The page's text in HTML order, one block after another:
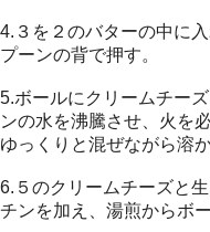
4.３を２のバターの中に
プーンの背で押す。
5.ボールにクリームチー
ンの水を沸騰させ、火を
ゆっくりと混ぜながら溶か
6.５のクリームチーズと
チンを加え、湯煎からボ